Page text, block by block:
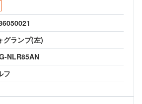
グランプ(左)
NLR85AN
フ